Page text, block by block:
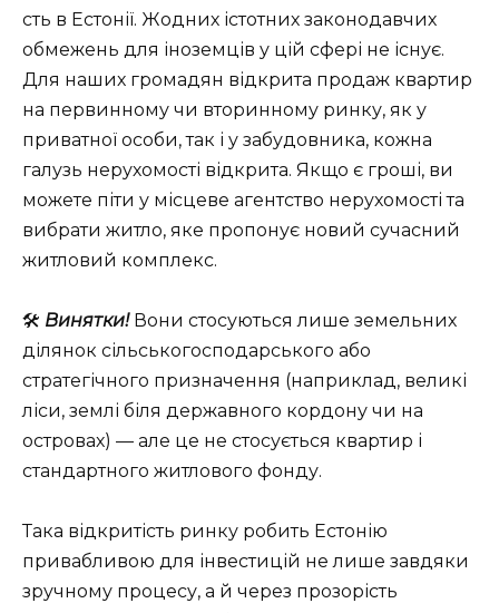
сть в Естонії. Жодних істотних законодавчих
обмежень для іноземців у цій сфері не існує.
Для наших громадян відкрита продаж квартир
на первинному чи вторинному ринку, як у
приватної особи, так і у забудовника, кожна
галузь нерухомості відкрита. Якщо є гроші, ви
можете піти у місцеве агентство нерухомості та
вибрати житло, яке пропонує новий сучасний
житловий комплекс.
🛠️ Винятки!Вони стосуються лише земельних
ділянок сільськогосподарського або
стратегічного призначення (наприклад, великі
ліси, землі біля державного кордону чи на
островах) — але це не стосується квартир і
стандартного житлового фонду.
Така відкритість ринку робить Естонію
привабливою для інвестицій не лише завдяки
зручному процесу, а й через прозорість